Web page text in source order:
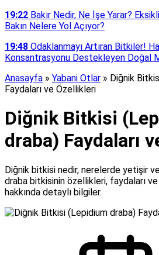
19:22 Bakır Nedir, Ne İşe Yarar?
Bakın Nelere Yol Açıyor?
19:48 Odaklanmayı Artıran Bitkiler!
Konsantrasyonu Destekleyen Doğal
Anasayfa » Yabani Otlar » Diğnik
Faydaları ve Özellikleri
Diğnik Bitkisi
draba) Faydaları
Diğnik bitkisi nedir, nerelerde yetişir
draba bitkisinin özellikleri, faydaları ve
hakkında detaylı bilgiler.